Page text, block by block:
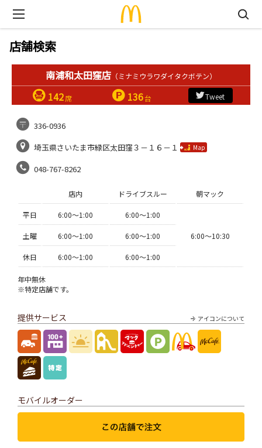
店舗検索
南浦和太田窪店 （ミナミウラワダイタクボテン）
142 席 136台 Tweet
336-0936
埼玉県さいたま市緑区太田窪３－１６－１
Map
048-767-8262
店内 ドライブスルー 朝マック
平日 6:00〜1:00 6:00〜1:00
6:00〜10:30
土曜 6:00〜1:00 6:00〜1:00
休日 6:00〜1:00 6:00〜1:00
年中無休
※特定店舗です。
アイコンについて
提供サービス
モバイルオーダー